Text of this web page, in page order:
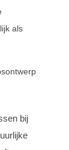
als
bij